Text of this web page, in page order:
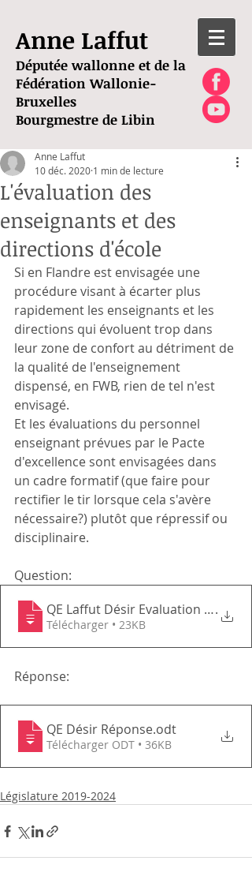
Anne Laffut
Députée wallonne et de la
Fédération Wallonie-
Bruxelles
Bourgmestre de Libin
L'évaluation des
enseignants et des
directions d'école
Anne Laffut
10 déc. 2020 1 min de lecture
Si en Flandre est envisagée une
procédure visant à écarter plus
rapidement les enseignants et les
directions qui évoluent trop dans
leur zone de confort au détriment de
la qualité de l'enseignement
dispensé, en FWB, rien de tel n'est
envisagé.
Et les évaluations du personnel
enseignant prévues par le Pacte
d'excellence sont envisagées dans
un cadre formatif (que faire pour
rectifier le tir lorsque cela s'avère
nécessaire?) plutôt que répressif ou
disciplinaire.
Question:
QE Laffut Désir Evaluation du.
Télécharger • 23KB
Réponse:
QE Désir Réponse.odt
Télécharger ODT • 36KB
Législature 2019-2024